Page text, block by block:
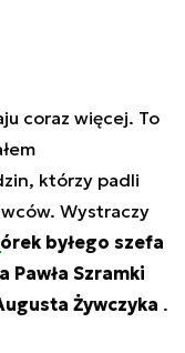
coraz więcej. To
którzy padli
Wystraczy
byłego szefa
Pawła Szramki
Żywczyka .